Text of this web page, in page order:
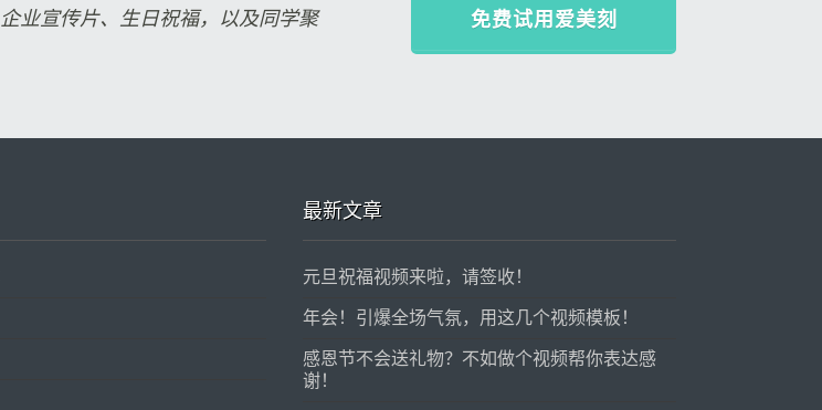
业宣传片、生日祝福，以及同学聚
免费试用爱美刻
最新文章
元旦祝福视频来啦，请签收！
年会！引爆全场气氛，用这几个视频模板！
感恩节不会送礼物？不如做个视频帮你表达感
谢！